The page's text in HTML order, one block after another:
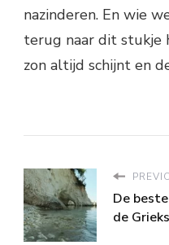
nazinderen. En wie
terug naar dit stukje
zon altijd schijnt en
De
de